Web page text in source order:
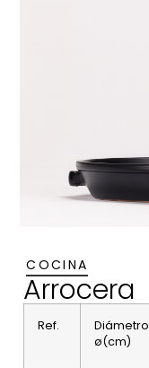
COCINA
Arrocera
Ref.
Diámetro
ø(cm)